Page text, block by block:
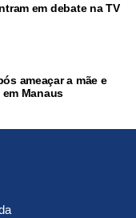
em debate na TV
ameaçar a mãe e
Manaus